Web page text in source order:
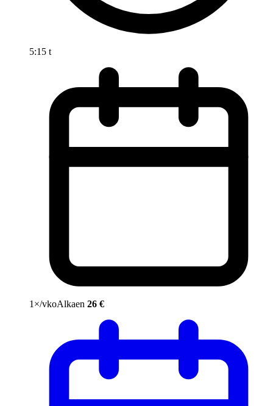
5:15 t
1×/vkoAlkaen 26 €